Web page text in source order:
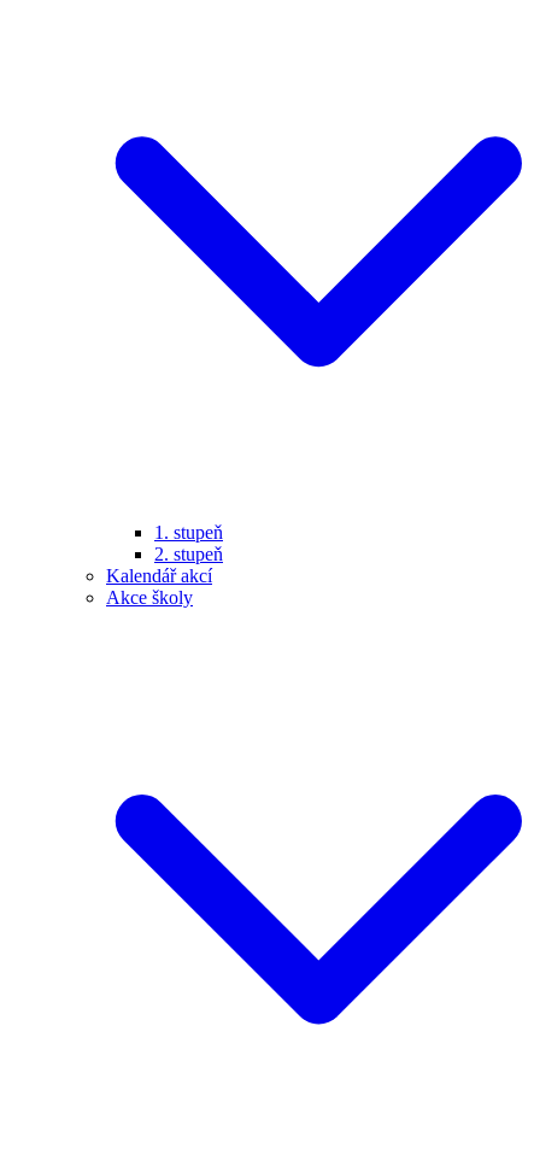
1. stupeň
2. stupeň
Kalendář akcí
Akce školy